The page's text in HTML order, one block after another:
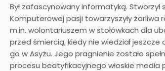
Był zafascynowany informatyką.
Komputerowej pasji towarzyszyły żarliwa
m.in. wolontariuszem w stołówkach dla
przed śmiercią, kiedy nie wiedział
go w Asyżu. Jego pragnienie zostało
procesu beatyfikacyjnego włoskie media